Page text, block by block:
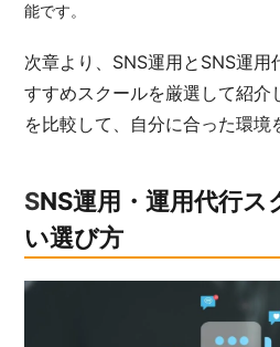
能です。
次章より、SNS運用とSNS運
すすめスクールを厳選して紹介
を比較して、自分に合った環境
SNS運用・運用代行スクールの失敗しな
い選び方